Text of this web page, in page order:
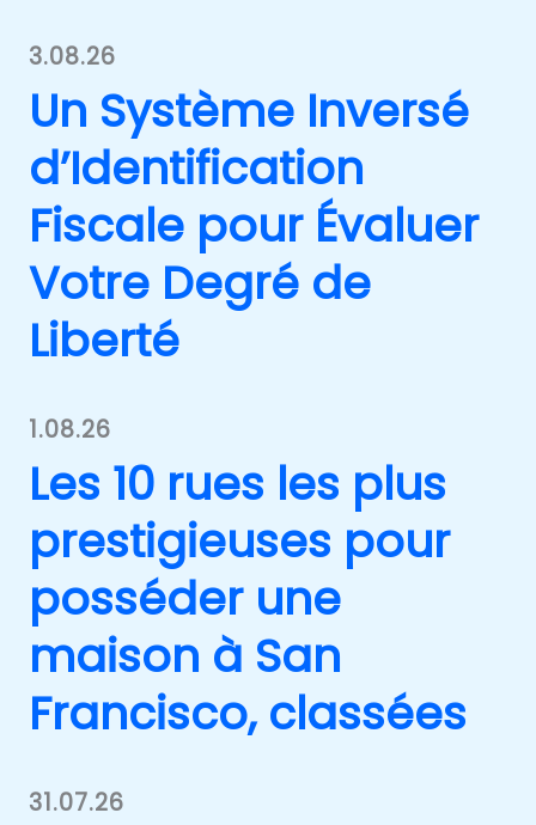
3.08.26
Un Système Inversé
d’Identification
Fiscale pour Évaluer
Votre Degré de
Liberté
1.08.26
Les 10 rues les plus
prestigieuses pour
posséder une
maison à San
Francisco, classées
31.07.26